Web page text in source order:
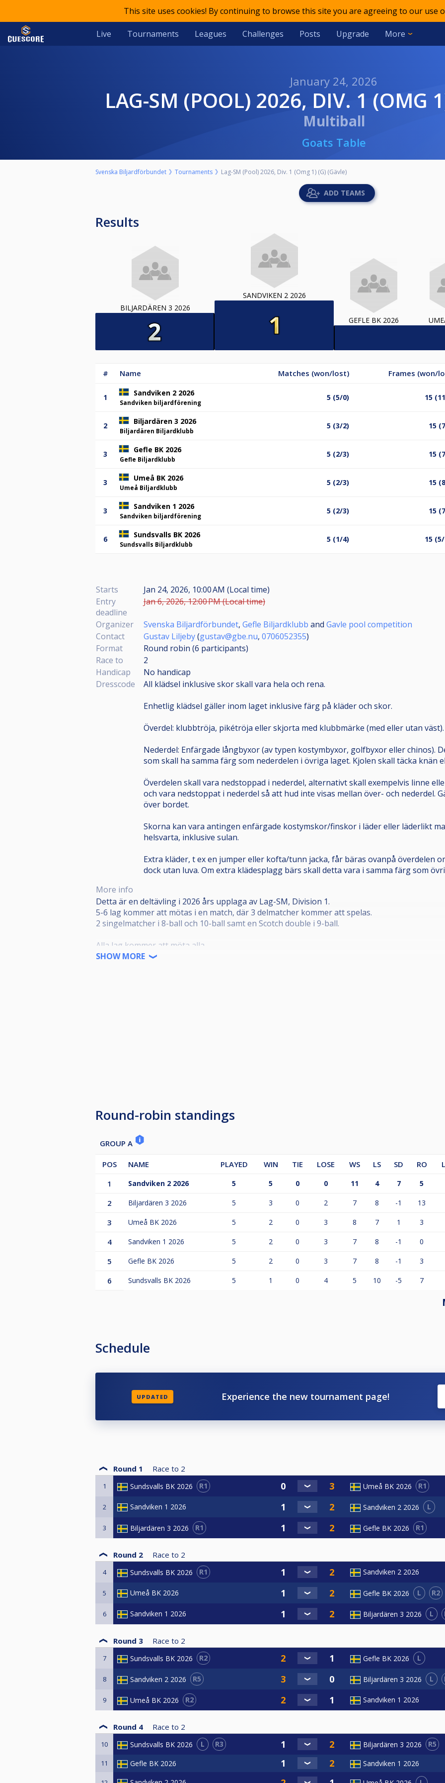
This site uses cookies! By continuing to browse this site you are agreeing to our use
Live Tournaments Leagues Challenges Posts Upgrade More
January 24, 2026
LAG-SM (POOL) 2026, DIV. 1 (OMG
Multiball
Goats Table
Svenska Biljardförbundet Tournaments Lag-SM (Pool) 2026, Div. 1 (Omg 1) (G) (Gävle)
ADD TEAMS
Results
BILJARDÄREN 3 2026
SANDVIKEN 2 2026
GEFLE BK 2026
# Name Matches (won/lost) Frames (won/
1 Sandviken 2 2026
Sandviken biljardförening
5 (5/0) 15
2 Biljardären 3 2026
Biljardären Biljardklubb
5 (3/2) 15
3 Gefle BK 2026
Gefle Biljardklubb
5 (2/3) 15
3 Umeå BK 2026
Umeå Biljardklubb
5 (2/3) 15
3 Sandviken 1 2026
Sandviken biljardförening
5 (2/3) 15
6 Sundsvalls BK 2026
Sundsvalls Biljardklubb
5 (1/4) 15
Starts
Jan 24, 2026, 10:00 AM (Local time)
Entry
deadline
Jan 6, 2026, 12:00 PM (Local time)
Organizer Svenska Biljardförbundet, Gefle Biljardklubb and Gavle pool competition
Contact
Gustav Liljeby(gustav@gbe.nu, 0706052355)
Format
Round robin (6 participants)
Race to
2
Handicap
No handicap
Dresscode
All klädsel inklusive skor skall vara hela och rena.
Enhetlig klädsel gäller inom laget inklusive färg på kläder och skor.
Överdel: klubbtröja, pikétröja eller skjorta med klubbmärke (med eller utan väst).
Nederdel: Enfärgade långbyxor (av typen kostymbyxor, golfbyxor eller chinos).
som skall ha samma färg som nederdelen i övriga laget. Kjolen skall täcka knän
Överdelen skall vara nedstoppad i nederdel, alternativt skall exempelvis linne
och vara nedstoppat i nederdel så att hud inte visas mellan över- och nederdel.
över bordet.
Skorna kan vara antingen enfärgade kostymskor/finskor i läder eller läderlikt
helsvarta, inklusive sulan.
Extra kläder, t ex en jumper eller kofta/tunn jacka, får bäras ovanpå överdelen
dock utan luva. Om extra klädesplagg bärs skall detta vara i samma färg som
More info
Detta är en deltävling i 2026 års upplaga av Lag-SM, Division 1.
5-6 lag kommer att mötas i en match, där 3 delmatcher kommer att spelas.
2 singelmatcher i 8-ball och 10-ball samt en Scotch double i 9-ball.
Alla lag kommer att möta alla.
SHOW MORE
Round-robin standings
GROUP A
POS NAME PLAYED WIN TIE LOSE WS LS SD RO
1
Sandviken 2 2026 5 5 0 0 11 4 7 5
2 Biljardären 3 2026 5 3 0 2 7 8 -1 13
3 Umeå BK 2026 5 2 0 3 8 7 1 3
4 Sandviken 1 2026 5 2 0 3 7 8 -1 0
5 Gefle BK 2026 5 2 0 3 7 8 -1 3
6 Sundsvalls BK 2026 5 1 0 4 5 10 -5 7
Schedule
UPDATED Experience the new tournament page!
Round 1 Race to 2
1 Sundsvalls BK 2026 R1 Umeå BK 2026 R1
2 Sandviken 1 2026 Sandviken 2 2026 L
3 Biljardären 3 2026 R1 Gefle BK 2026 R1
Round 2 Race to 2
4 Sundsvalls BK 2026 R1 Sandviken 2 2026
5 Umeå BK 2026 Gefle BK 2026 L R2
6 Sandviken 1 2026 Biljardären 3 2026 L
Round 3 Race to 2
7 Sundsvalls BK 2026 R2 Gefle BK 2026 L
8 Sandviken 2 2026 R5 Biljardären 3 2026 L
9 Umeå BK 2026 R2 Sandviken 1 2026
Round 4 Race to 2
10 Sundsvalls BK 2026 L R3 Biljardären 3 2026 R5
11 Gefle BK 2026 Sandviken 1 2026